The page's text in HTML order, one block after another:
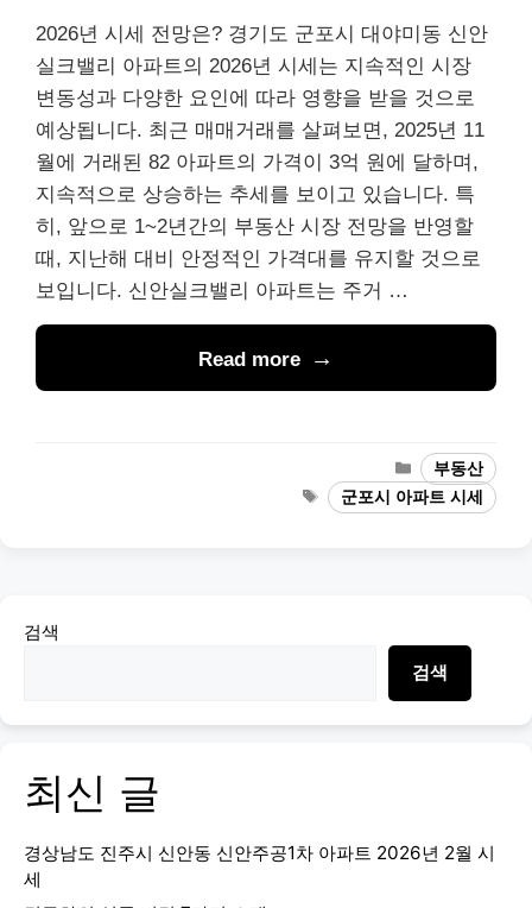
2026년 시세 전망은? 경기도 군포시 대야미동 신안
실크밸리 아파트의 2026년 시세는 지속적인 시장
변동성과 다양한 요인에 따라 영향을 받을 것으로
예상됩니다. 최근 매매거래를 살펴보면, 2025년 11
월에 거래된 82 아파트의 가격이 3억 원에 달하며,
지속적으로 상승하는 추세를 보이고 있습니다. 특
히, 앞으로 1~2년간의 부동산 시장 전망을 반영할
때, 지난해 대비 안정적인 가격대를 유지할 것으로
보입니다. 신안실크밸리 아파트는 주거 …
Read more
Categories
부동산
Tags군포시 아파트 시세
검색
검색
최신 글
경상남도 진주시 신안동 신안주공1차 아파트 2026년 2월 시
세